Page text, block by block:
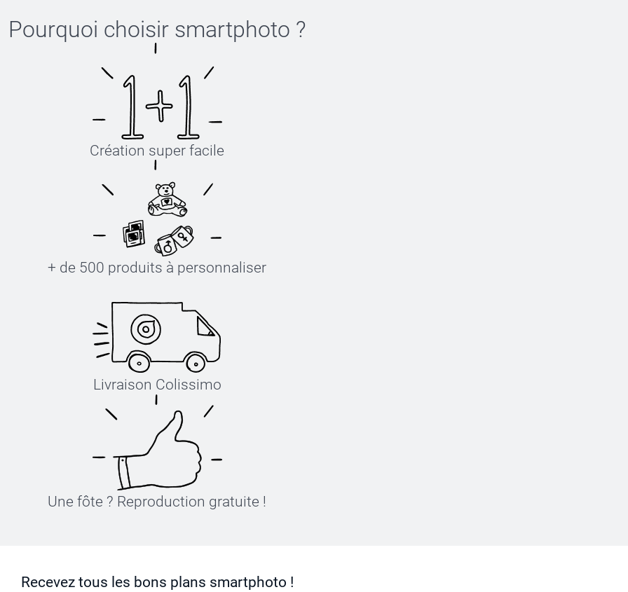
Pourquoi choisir smartphoto ?
Création super facile
+ de 500 produits à personnaliser
Livraison Colissimo
Une fôte ? Reproduction gratuite !
Recevez tous les bons plans smartphoto !